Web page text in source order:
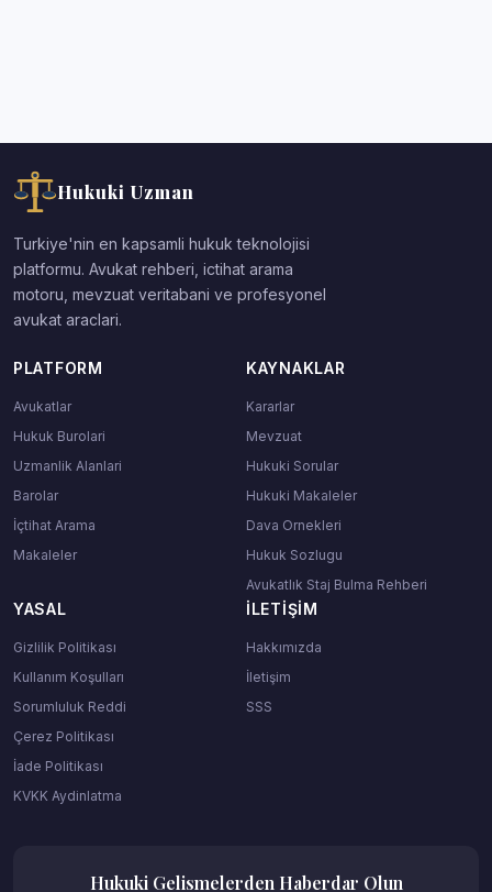
Hukuki Uzman
Turkiye'nin en kapsamli hukuk teknolojisi
platformu. Avukat rehberi, ictihat arama
motoru, mevzuat veritabani ve profesyonel
avukat araclari.
PLATFORM
Avukatlar
Hukuk Burolari
Uzmanlik Alanlari
Barolar
İçtihat Arama
Makaleler
KAYNAKLAR
Kararlar
Mevzuat
Hukuki Sorular
Hukuki Makaleler
Dava Ornekleri
Hukuk Sozlugu
Avukatlık Staj Bulma Rehberi
YASAL
Gizlilik Politikası
Kullanım Koşulları
Sorumluluk Reddi
Çerez Politikası
İade Politikası
KVKK Aydinlatma
İLETIŞIM
Hakkımızda
İletişim
SSS
Hukuki Gelismelerden Haberdar Olun